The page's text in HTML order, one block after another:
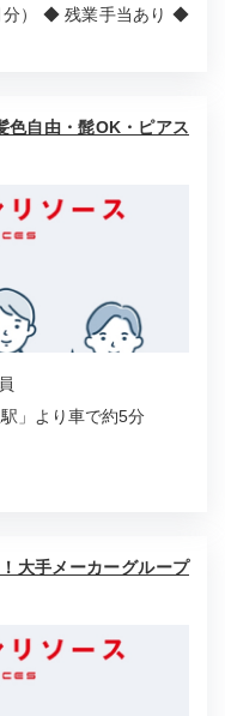
分） ◆ 残業手当あり ◆
色自由・髭OK・ピアス
」より車で約5分
大手メーカーグループ